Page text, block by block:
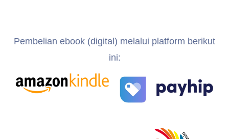
Pembelian ebook (digital) melalui platform berikut
ini: